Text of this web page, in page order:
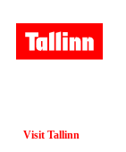
Visit Tallinn